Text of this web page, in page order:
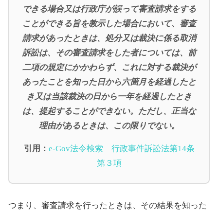
できる場合又は行政庁が誤って審査請求をする
ことができる旨を教示した場合において、審査
請求があったときは、処分又は裁決に係る取消
訴訟は、その審査請求をした者については、前
二項の規定にかかわらず、これに対する裁決が
あったことを知った日から六箇月を経過したと
き又は当該裁決の日から一年を経過したとき
は、提起することができない。ただし、正当な
理由があるときは、この限りでない。
引用： e-Gov法令検索 行政事件訴訟法第14条
第３項
つまり、審査請求を行ったときは、その結果を知った